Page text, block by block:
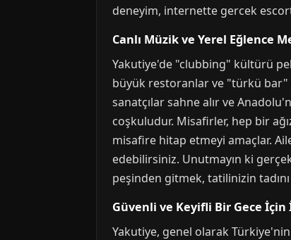
deneyim, internette gercek
Canlı Müzik ve Yerel Eğlence
Yakutiye'de "clubbing" kültürü
büyük restoranlar ve "türkü bar"
sanatçılar sahne alır ve
coşkuludur. Misafirler, hep bir
misafire hitap etmeyi amaçlar.
edebilirsiniz. Unutmayın ki
peşinden gitmek, tatilinizin tadını
Güvenli ve Keyifli Bir Gece İçin
Yakutiye, genel olarak